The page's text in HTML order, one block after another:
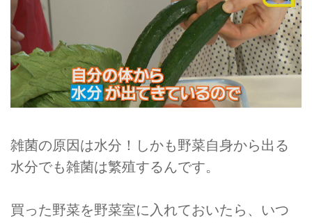
雑菌の原因は水分！しかも野菜自身から出る
水分でも雑菌は繁殖するんです。
買った野菜を野菜室に入れておいたら、いつ